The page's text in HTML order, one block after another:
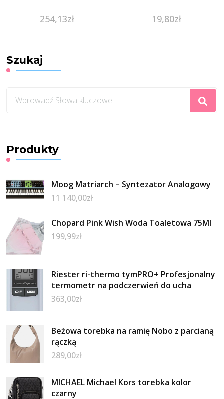
254,13zł 19,80zł
Szukaj
czegoś?
Produkty
Moog Matriarch – Syntezator Analogowy
11 140,00zł
Chopard Pink Wish Woda Toaletowa 75Ml
199,99zł
Riester ri-thermo tymPRO+ Profesjonalny
termometr na podczerwień do ucha
363,00zł
Beżowa torebka na ramię Nobo z parcianą
rączką
289,00zł
MICHAEL Michael Kors torebka kolor
czarny